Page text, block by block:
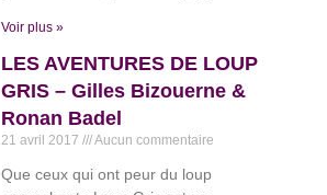
Voir plus »
LES AVENTURES DE LOUP
GRIS – Gilles Bizouerne &
Ronan Badel
21 avril 2017 Aucun commentaire
Que ceux qui ont peur du loup